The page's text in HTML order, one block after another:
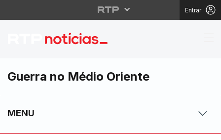
Entrar
Ajuda humanitária.
Guerra no Médio Oriente
MENU